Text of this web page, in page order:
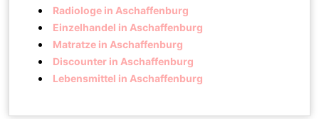
Radiologe in Aschaffenburg
Einzelhandel in Aschaffenburg
Matratze in Aschaffenburg
Discounter in Aschaffenburg
Lebensmittel in Aschaffenburg